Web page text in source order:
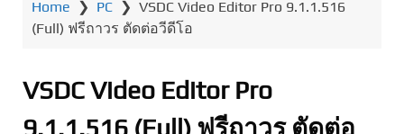
Home ❯ PC ❯ VSDC Video Editor Pro 9.1.1.516
(Full) ฟรีถาวร ตัดต่อวีดีโอ
VSDC Video Editor Pro
9.1.1.516 (Full) ฟรีถาวร ตัดต่อ